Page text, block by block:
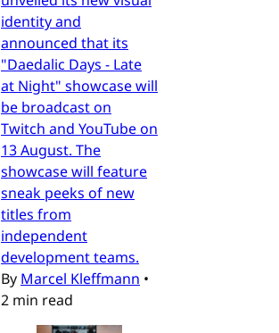
identity and
announced that its
"Daedalic Days - Late
at Night" showcase will
be broadcast on
Twitch and YouTube on
13 August. The
showcase will feature
sneak peeks of new
titles from
independent
development teams.
By Marcel Kleffmann •
2 min read